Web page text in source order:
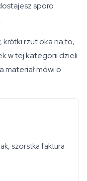
sporo
rzut oka na to,
w tej kategorii dzieli
materiał mówi o
szorstka faktura